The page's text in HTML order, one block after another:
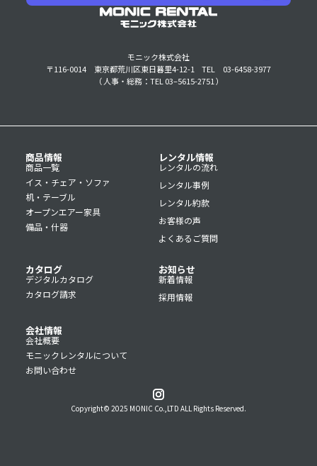
モニック株式会社
〒116-0014 東京都荒川区東日暮里4-12-1
TEL 03-6458-3977
（ 人事・総務：TEL 03–5615-2751 ）
商品情報
商品一覧
イス・チェア・ソファ
机・テーブル
オープンエアー家具
備品・什器
レンタル情報
レンタルの流れ
レンタル事例
レンタル約款
お客様の声
よくあるご質問
カタログ
デジタルカタログ
カタログ請求
お知らせ
新着情報
採用情報
会社情報
会社概要
モニックレンタルについて
お問い合わせ
Copyright© 2025 MONIC Co.,LTD ALL Rights Reserved.